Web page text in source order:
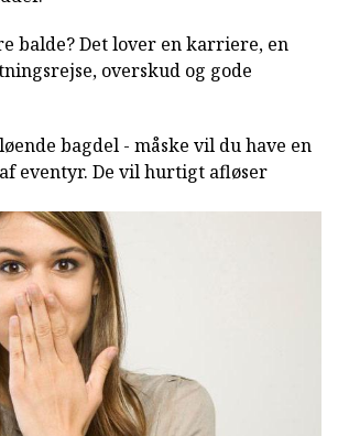
balde? Det lover en karriere, en
overskud og gode
bagdel - måske vil du have en
eventyr. De vil hurtigt afløser